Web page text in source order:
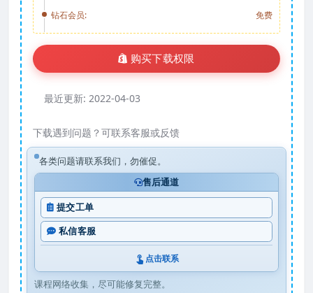
钻石会员:
免费
购买下载权限
最近更新: 2022-04-03
下载遇到问题？可联系客服或反馈
各类问题请联系我们，勿催促。
售后通道
提交工单
私信客服
点击联系
课程网络收集，尽可能修复完整。